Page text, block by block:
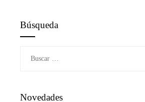
Búsqueda
Novedades